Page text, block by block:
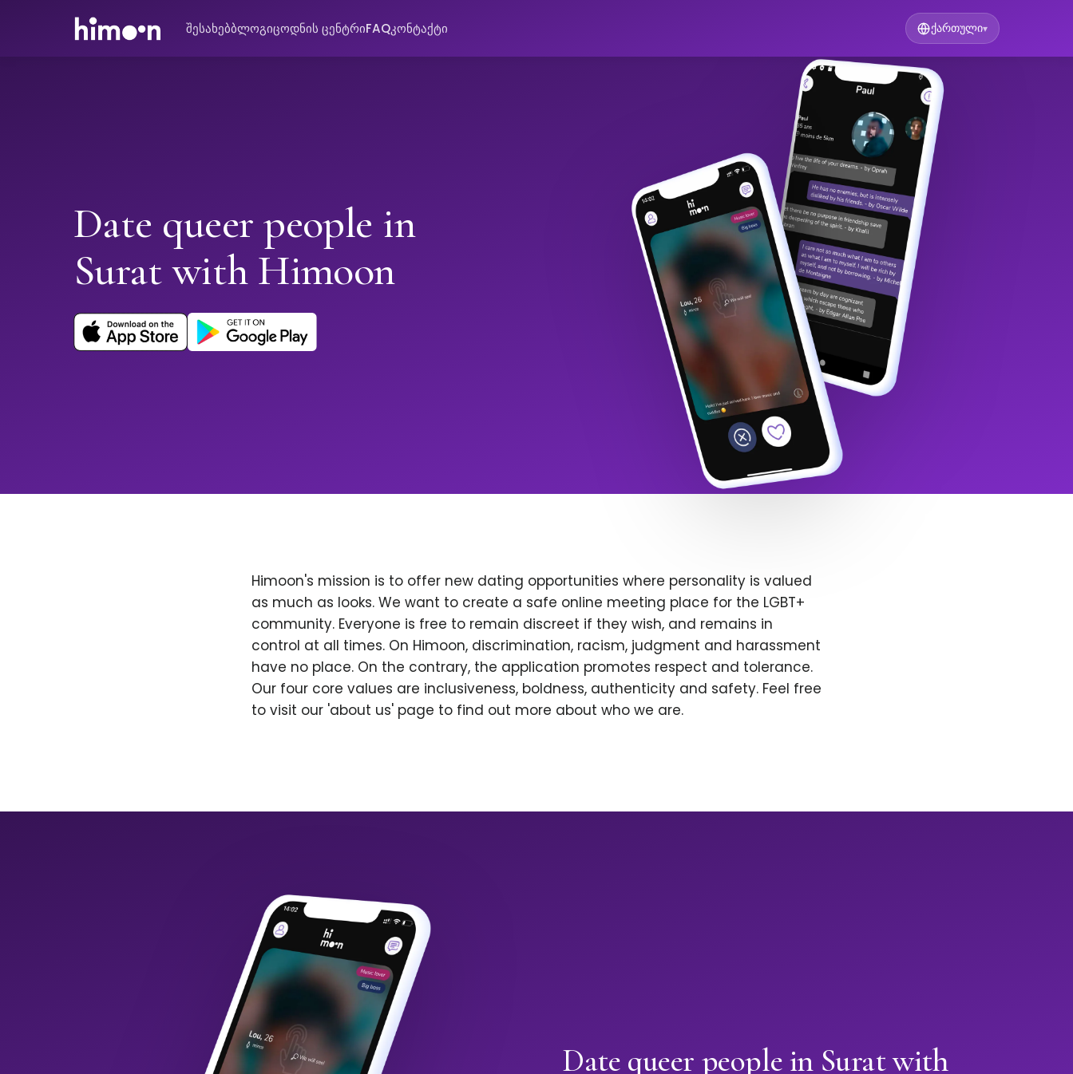
შესახებბლოგიცოდნის ცენტრიFAQკონტაქტი ქართული▾
Date queer people in
Surat with Himoon
Himoon's mission is to offer new dating opportunities where personality is valued
as much as looks. We want to create a safe online meeting place for the LGBT+
community. Everyone is free to remain discreet if they wish, and remains in
control at all times. On Himoon, discrimination, racism, judgment and harassment
have no place. On the contrary, the application promotes respect and tolerance.
Our four core values are inclusiveness, boldness, authenticity and safety. Feel free
to visit our 'about us' page to find out more about who we are.
Date queer people in Surat with